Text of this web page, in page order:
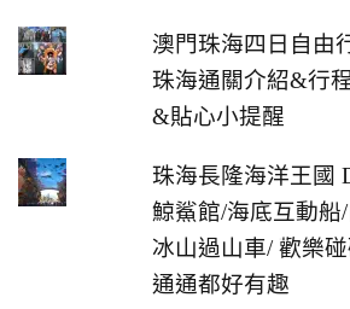
澳門珠海四日自由
珠海通關介紹&行
&貼心小提醒
珠海長隆海洋王國
鯨鯊館/海底互動船
冰山過山車/ 歡樂
通通都好有趣